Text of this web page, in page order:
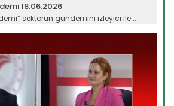
18.06.2026
sektörün gündemini izleyici ile...